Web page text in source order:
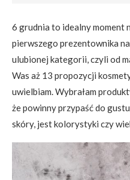
6 grudnia to idealny moment
pierwszego prezentownika
ulubionej kategorii, czyli od
Was aż 13 propozycji
uwielbiam. Wybrałam
że powinny przypaść do
skóry, jest kolorystyki czy